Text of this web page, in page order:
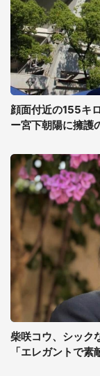
顔面付近の155キ
ー宮下朝陽に擁護
柴咲コウ、シック
「エレガントで素